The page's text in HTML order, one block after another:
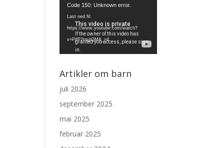
Videoavspiller
Code 150: Unknown error.
Last ned fil:
https://www.youtube.com/watch?
v=PjfP2tmjtQM&_=4
Artikler om barn
juli 2026
september 2025
mai 2025
februar 2025